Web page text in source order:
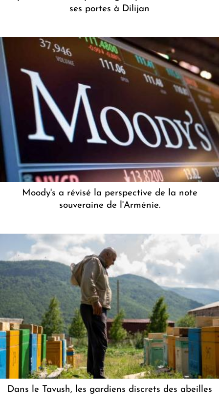
ses portes à Dilijan
Moody's a révisé la perspective de la note
souveraine de l'Arménie.
Dans le Tavush, les gardiens discrets des abeilles